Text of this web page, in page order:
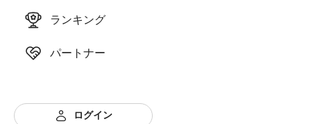
ランキング
パートナー
ログイン